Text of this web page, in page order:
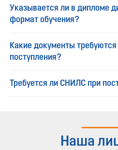
Указывается ли в дипломе
формат обучения?
Какие документы требуются
поступления?
Требуется ли СНИЛС при
Наша